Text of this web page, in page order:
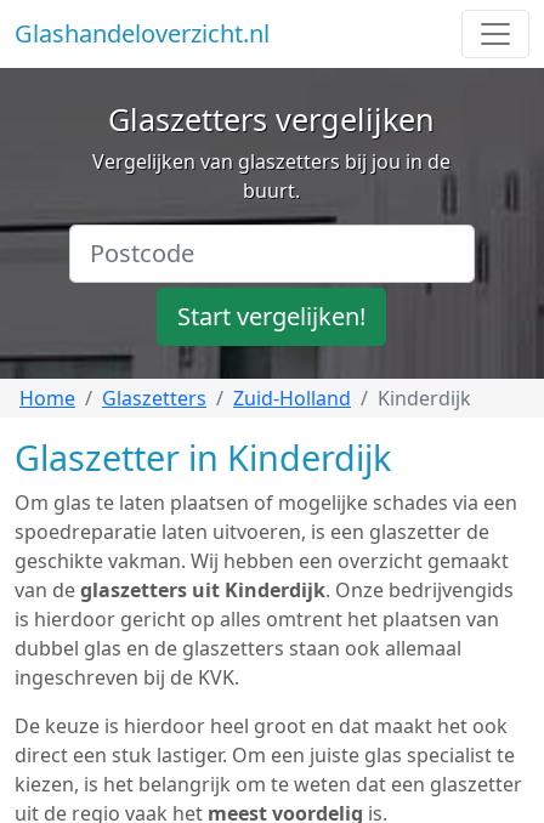
Glashandeloverzicht.nl
Glaszetters vergelijken
Vergelijken van glaszetters bij jou in de
buurt.
Start vergelijken!
Home Glaszetters Zuid-Holland Kinderdijk
Glaszetter in Kinderdijk
Om glas te laten plaatsen of mogelijke schades via een
spoedreparatie laten uitvoeren, is een glaszetter de
geschikte vakman. Wij hebben een overzicht gemaakt
van deglaszetters uit Kinderdijk. Onze bedrijvengids
is hierdoor gericht op alles omtrent het plaatsen van
dubbel glas en de glaszetters staan ook allemaal
ingeschreven bij de KVK.
De keuze is hierdoor heel groot en dat maakt het ook
direct een stuk lastiger. Om een juiste glas specialist te
kiezen, is het belangrijk om te weten dat een glaszetter
uit de regio vaak het meest voordelig is.